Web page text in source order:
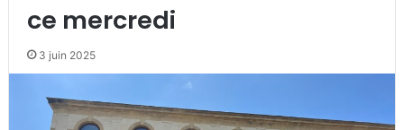
ce mercredi
3 juin 2025